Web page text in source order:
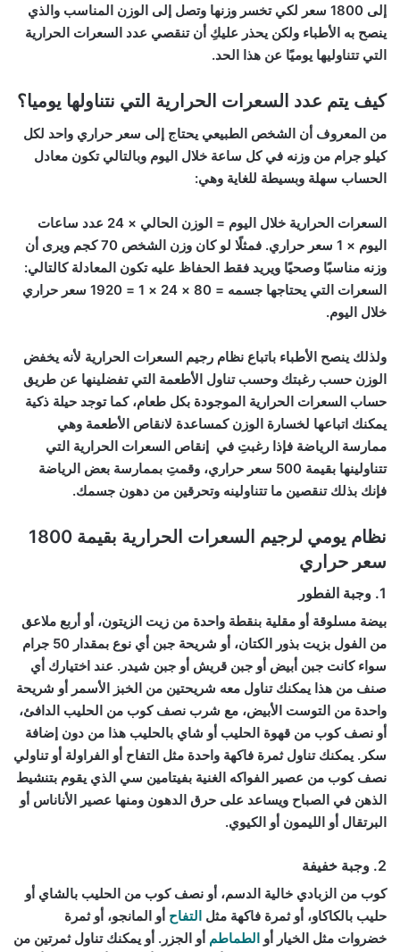
إلى 1800 سعر لكي تخسر وزنها وتصل إلى الوزن المناسب والذي
ينصح به الأطباء ولكن يحذر عليكِ أن تنقصي عدد السعرات الحرارية
التي تتناوليها يوميًا عن هذا الحد.
كيف يتم عدد السعرات الحرارية التي نتناولها يوميا؟
من المعروف أن الشخص الطبيعي يحتاج إلى سعر حراري واحد لكل
كيلو جرام من وزنه في كل ساعة خلال اليوم وبالتالي تكون معادل
الحساب سهلة وبسيطة للغاية وهي:
السعرات الحرارية خلال اليوم = الوزن الحالي × 24 عدد ساعات
اليوم × 1 سعر حراري. فمثلًا لو كان وزن الشخص 70 كجم ويرى أن
وزنه مناسبًا وصحيًا ويريد فقط الحفاظ عليه تكون المعادلة كالتالي:
السعرات التي يحتاجها جسمه = 80 × 24 × 1 = 1920 سعر حراري
خلال اليوم.
ولذلك ينصح الأطباء باتباع نظام رجيم السعرات الحرارية لأنه يخفض
الوزن حسب رغبتك وحسب تناول الأطعمة التي تفضلينها عن طريق
حساب السعرات الحرارية الموجودة بكل طعام، كما توجد حيلة ذكية
يمكنك اتباعها لخسارة الوزن كمساعدة لانقاص الأطعمة وهي
ممارسة الرياضة فإذا رغبتِ في إنقاص السعرات الحرارية التي
تتناولينها بقيمة 500 سعر حراري، وقمتِ بممارسة بعض الرياضة
فإنك بذلك تنقصين ما تتناولينه وتحرقين من دهون جسمك.
نظام يومي لرجيم السعرات الحرارية بقيمة 1800
سعر حراري
1. وجبة الفطور
بيضة مسلوقة أو مقلية بنقطة واحدة من زيت الزيتون، أو أربع ملاعق
من الفول بزيت بذور الكتان، أو شريحة جبن أي نوع بمقدار 50 جرام
سواء كانت جبن أبيض أو جبن قريش أو جبن شيدر. عند اختيارك أي
صنف من هذا يمكنك تناول معه شريحتين من الخبز الأسمر أو شريحة
واحدة من التوست الأبيض، مع شرب نصف كوب من الحليب الدافئ،
أو نصف كوب من قهوة الحليب أو شاي بالحليب هذا من دون إضافة
سكر. يمكنك تناول ثمرة فاكهة واحدة مثل التفاح أو الفراولة أو تناولي
نصف كوب من عصير الفواكه الغنية بفيتامين سي الذي يقوم بتنشيط
الذهن في الصباح ويساعد على حرق الدهون ومنها عصير الأناناس أو
البرتقال أو الليمون أو الكيوي.
2. وجبة خفيفة
كوب من الزبادي خالية الدسم، أو نصف كوب من الحليب بالشاي أو
حليب بالكاكاو، أو ثمرة فاكهة مثل التفاح أو المانجو، أو ثمرة
خضروات مثل الخيار أو الطماطم أو الجزر. أو يمكنك تناول ثمرتين من